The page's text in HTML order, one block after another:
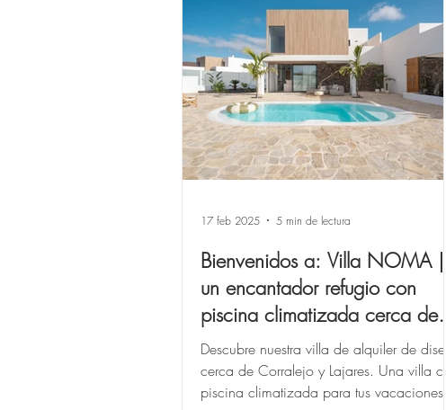
Bienvenidos a: Villa NOMA |
un encantador refugio con
piscina climatizada cerca de
Corralejo. El alquiler
vacacional perfecto en
Fuerteventura.
Descubre nuestra villa de alquiler de
cerca de Corralejo y Lajares. Una villa
piscina climatizada para tus vacaciones
17 feb 2025 5 min de lectura